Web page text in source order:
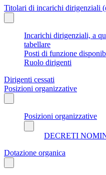
Titolari di incarichi dirigenziali
Incarichi dirigenziali, a
tabellare
Posti di funzione
Ruolo dirigenti
Dirigenti cessati
Posizioni organizzative
Posizioni organizzative
DECRETI
Dotazione organica